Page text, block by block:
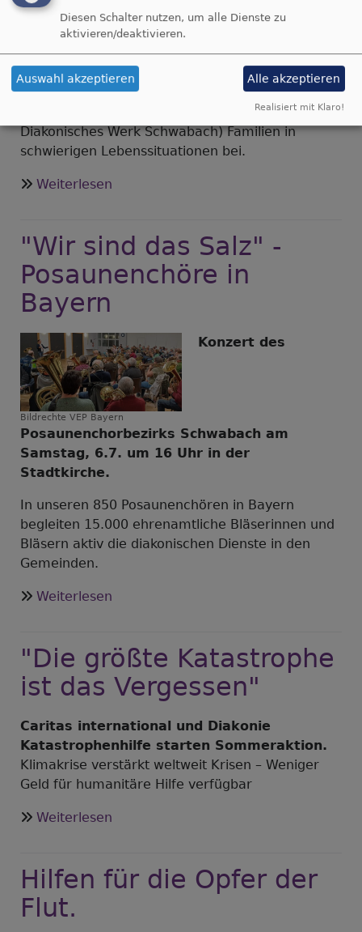
Bildrechte Diakonie Südfranken
zum Feiern ist: Seit
Jahren steht die
Familienpflegestation
der Diakonie-
Altenhilfe Südfranken gGmbH (ehemals
Diakonisches Werk Schwabach) Familien in
schwierigen Lebenssituationen bei.
Weiterlesen
Familienpflege
Schwabach
"Wir sind das Salz" -
Posaunenchöre in
Bayern
Bildrechte VEP Bayern
Konzert des
Posaunenchorbezirks Schwabach am
Samstag, 6.7. um 16 Uhr in der
Stadtkirche.
In unseren 850 Posaunenchören in Bayern
begleiten 15.000 ehrenamtliche Bläserinnen und
Bläsern aktiv die diakonischen Dienste in den
Gemeinden.
Weiterlesen
das
in
Bayern
"Die größte Katastrophe
ist das Vergessen"
Caritas international und Diakonie
Katastrophenhilfe starten Sommeraktion.
Klimakrise verstärkt weltweit Krisen – Weniger
Geld für humanitäre Hilfe verfügbar
Weiterlesen
Katastrophe
Hilfen für die Opfer der
Flut.
Diesen Schalter nutzen, um alle Dienste zu
aktivieren/deaktivieren.
Auswahl akzeptieren Alle akzeptieren
Realisiert mit Klaro!